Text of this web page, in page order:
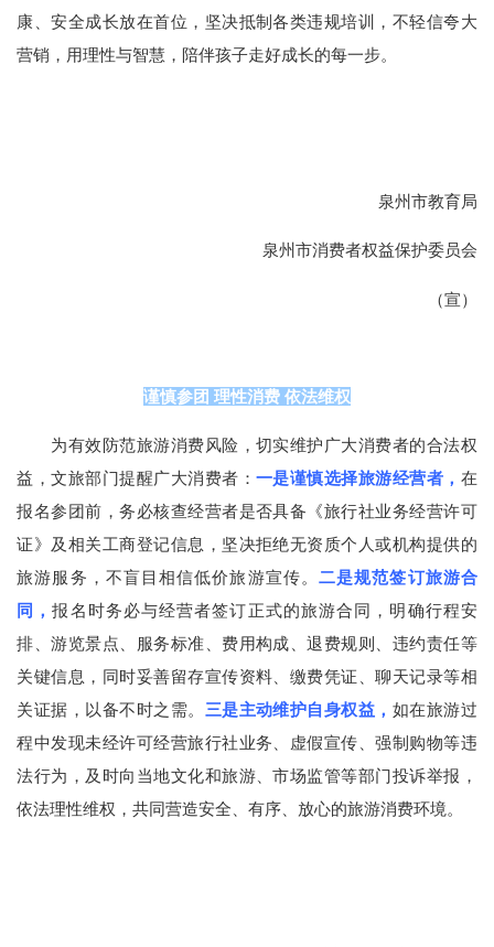
康、安全成长放在首位，坚决抵制各类违规培训，不轻信夸大
营销，用理性与智慧，陪伴孩子走好成长的每一步。
泉州市教育局
泉州市消费者权益保护委员会
（宣）
谨慎参团 理性消费 依法维权
为有效防范旅游消费风险，切实维护广大消费者的合法权
益，文旅部门提醒广大消费者： 一是谨慎选择旅游经营者， 在
报名参团前，务必核查经营者是否具备《旅行社业务经营许可
证》及相关工商登记信息，坚决拒绝无资质个人或机构提供的
旅游服务，不盲目相信低价旅游宣传。 二是规范签订旅游合
同，报名时务必与经营者签订正式的旅游合同，明确行程安
排、游览景点、服务标准、费用构成、退费规则、违约责任等
关键信息，同时妥善留存宣传资料、缴费凭证、聊天记录等相
关证据，以备不时之需。 三是主动维护自身权益， 如在旅游过
程中发现未经许可经营旅行社业务、虚假宣传、强制购物等违
法行为，及时向当地文化和旅游、市场监管等部门投诉举报，
依法理性维权，共同营造安全、有序、放心的旅游消费环境。